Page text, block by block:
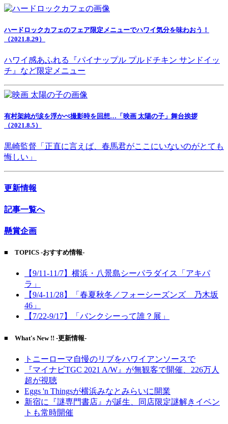
ハードロックカフェのフェア限定メニューでハワイ気分を味わおう！
（2021.8.29）
ハワイ感あふれる『パイナップル プルドチキン サンドイッ
チ』など限定メニュー
有村架純が涙を浮かべ撮影時を回想…「映画 太陽の子」舞台挨拶
（2021.8.5）
黒崎監督「正直に言えば、春馬君がここにいないのがとても
悔しい」
更新情報
記事一覧へ
懸賞企画
■ TOPICS -おすすめ情報-
【9/11-11/7】横浜・八景島シーパラダイス「アキパ
ラ」
【9/4-11/28】「春夏秋冬／フォーシーズンズ 乃木坂
46」
【7/22-9/17】「バンクシーって誰？展」
■ What's New !! -更新情報-
トニーローマ自慢のリブをハワイアンソースで
『マイナビTGC 2021 A/W』が無観客で開催、226万人
超が視聴
Eggs 'n Thingsが横浜みなとみらいに開業
新宿に『謎専門書店』が誕生、同店限定謎解きイベン
トも常時開催